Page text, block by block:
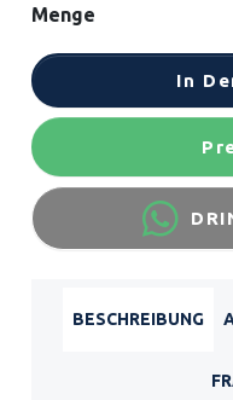
Menge
In
BESCHREIBUNG